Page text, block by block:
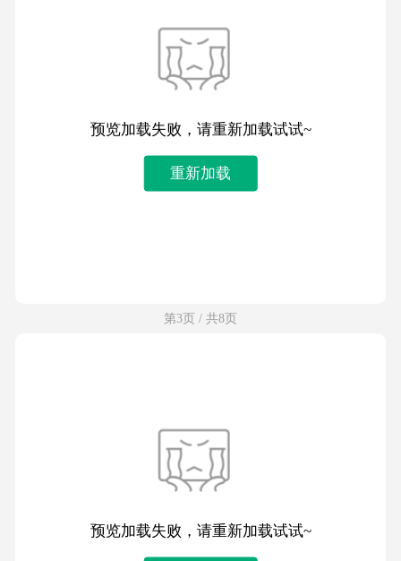
预览加载失败，请重新加载试试~
重新加载
第3页 / 共8页
预览加载失败，请重新加载试试~